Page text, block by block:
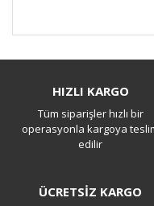
HIZLI KARGO
Tüm siparişler hızlı bir
operasyonla kargoya
edilir
ÜCRETSİZ KARGO